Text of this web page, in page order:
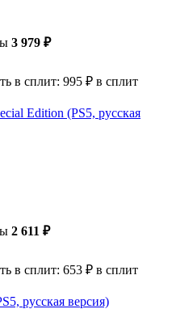
3 979 ₽
в сплит: 995 ₽ в сплит
Edition (PS5, русская
2 611 ₽
в сплит: 653 ₽ в сплит
русская версия)